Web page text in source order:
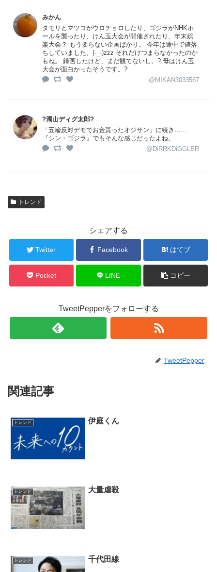
みかん
タモリとマツコがウロチョロしたり、ゴジラがNHKホ
ールを襲ったり、けん玉大会が開催されたり、年末娯
楽大会？ もう要らない企画ばかり。 今年は途中で値落
ちしていました。(-_-)zzz それだけつまらなかったのか
もね。 録画したけど、まだ観てないし。? 母はけん玉
大会が面白かったそうです。?
@MIKAN3033567
?濁山ディグ太郎?
「五輪反対デモでお金貰ったオジサン」に続き……
『シン・ゴジラ』でもそんな感じだったよね。
@DiRRKDiGGLER
トレンド
シェアする
Twitter Facebook はてブ
Pocket LINE コピー
TweetPepperをフォローする
TweetPepper
関連記事
トレンド 伊庭くん
トレンド 大量虐殺
トレンド 千代田線